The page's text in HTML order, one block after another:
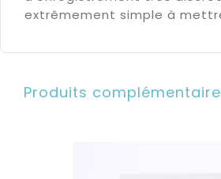
extrêmement simple à
Produits